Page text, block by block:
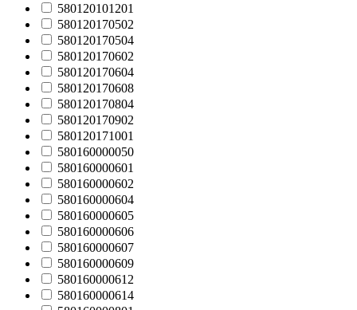
580120101201
580120170502
580120170504
580120170602
580120170604
580120170608
580120170804
580120170902
580120171001
580160000050
580160000601
580160000602
580160000604
580160000605
580160000606
580160000607
580160000609
580160000612
580160000614